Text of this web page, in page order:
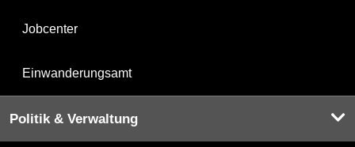
Jobcenter
Einwanderungsamt
Politik & Verwaltung